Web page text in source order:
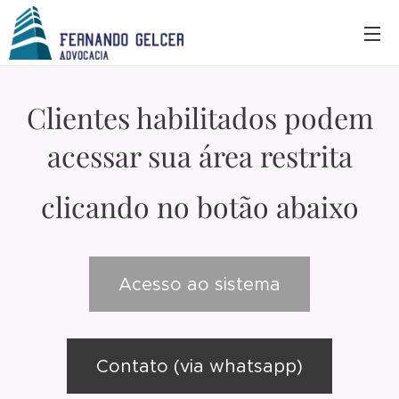
Clientes habilitados podem
acessar sua área restrita
clicando no botão abaixo
Acesso ao sistema
Contato (via whatsapp)